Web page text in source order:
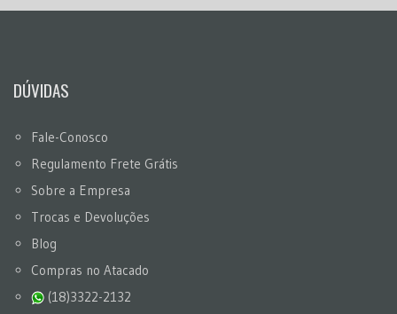
DÚVIDAS
Fale-Conosco
Regulamento Frete Grátis
Sobre a Empresa
Trocas e Devoluções
Blog
Compras no Atacado
(18)3322-2132